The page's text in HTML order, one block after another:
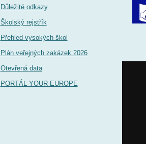
Důležité odkazy
Školský rejstřík
Přehled vysokých škol
Plán veřejných zakázek 2026
Otevřená data
PORTÁL YOUR EUROPE